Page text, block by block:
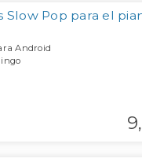
Slow Pop para el
Android
9,